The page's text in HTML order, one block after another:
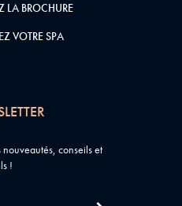
LA BROCHURE
VOTRE SPA
nouveautés, conseils et
!